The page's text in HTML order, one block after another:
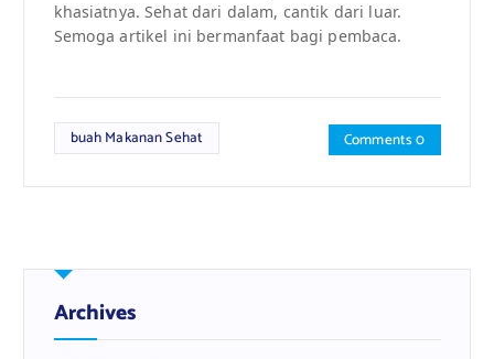
khasiatnya. Sehat dari dalam, cantik dari luar.
Semoga artikel ini bermanfaat bagi pembaca.
buah Makanan Sehat Comments 0
Archives